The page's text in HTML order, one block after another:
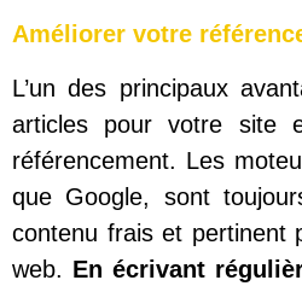
Améliorer votre
L’un des principaux
articles pour votre site
référencement. Les
que Google, sont
contenu frais et pertinent
web. En écrivant